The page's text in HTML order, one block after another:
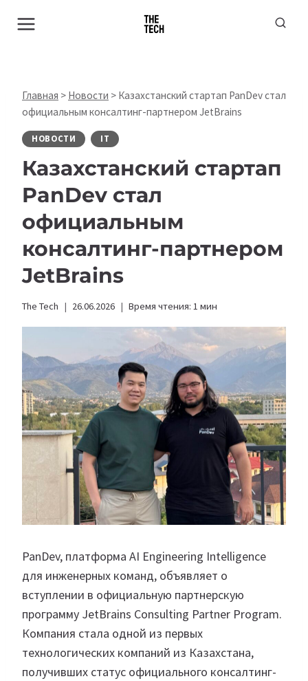
Главная > Новости > Казахстанский стартап PanDev стал
официальным консалтинг-партнером JetBrains
НОВОСТИ IT
Казахстанский стартап
PanDev стал
официальным
консалтинг-партнером
JetBrains
The Tech 26.06.2026 Время чтения: 1 мин
PanDev, платформа AI Engineering Intelligence
для инженерных команд, объявляет о
вступлении в официальную партнерскую
программу JetBrains Consulting Partner Program.
Компания стала одной из первых
технологических компаний из Казахстана,
получивших статус официального консалтинг-